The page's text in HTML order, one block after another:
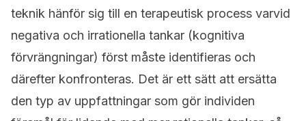
teknik hänför sig till en terapeutisk process varvid
negativa och irrationella tankar (kognitiva
förvrängningar) först måste identifieras och
därefter konfronteras. Det är ett sätt att ersätta
den typ av uppfattningar som gör individen